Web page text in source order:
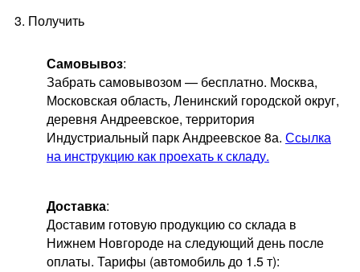
3. Получить
Самовывоз:
Забрать самовывозом — бесплатно. Москва,
Московская область, Ленинский городской округ,
деревня Андреевское, территория
Индустриальный парк Андреевское 8а. Ссылка
на инструкцию как проехать к складу.
Доставка:
Доставим готовую продукцию со склада в
Нижнем Новгороде на следующий день после
оплаты. Тарифы (автомобиль до 1.5 т):